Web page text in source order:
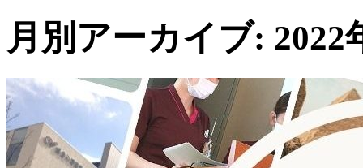
月別アーカイブ: 2022